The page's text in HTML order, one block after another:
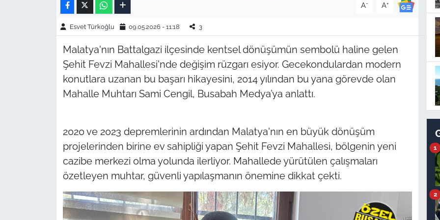
A- A+
Esvet Türkoğlu 09.05.2026 - 11:18 3
Malatya'nın Battalgazi ilçesinde kentsel dönüşümün sembolü haline gelen
Şehit Fevzi Mahallesi'nde değişim rüzgarı esiyor. Gecekondulardan modern
konutlara uzanan bu başarı hikayesini, 2014 yılından bu yana görevde olan
Mahalle Muhtarı Sami Cengil, Busabah Medya’ya anlattı.
2020 ve 2023 depremlerinin ardından Malatya'nın en büyük dönüşüm
projelerinden birine ev sahipliği yapan Şehit Fevzi Mahallesi, bölgenin yeni
cazibe merkezi olma yolunda ilerliyor. Mahallede yürütülen çalışmaları
özetleyen muhtar, güvenli yapılaşmanın önemine dikkat çekti.
1
2